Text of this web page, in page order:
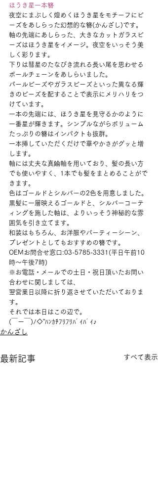
ほうき星一本簪
夜空にまぶしく煌めくほうき星をモチーフにビ
ーズをあしらった幻想的な簪(かんざし)です。
軸の先端にあしらった、大きなカットガラスビ
ーズはほうき星をイメージ。夜空をいっそう美
しく彩ります。
下りは彗星のたなびき流れる長い尾を思わせる
ボールチェーンをあしらいました。
パールビーズやガラスビーズといった異なる輝
きのビーズを配することで表示にメリハリをつ
けています。
一本の先端には、ほうき星を見守るかのように
一番星が輝きます。シンプルながらボリューム
たっぷりの簪はインパクトも抜群。
一本挿していただくだけで華やかさがグッと増
します。
軸には丈夫な真鍮軸を用いており、髪の長い方
でも使いやすく、1本でも髪をまとめることがで
きます。
色はゴールドとシルバーの2色を用意しました。
黒髪に一層映えるゴールドと、シルバーコーテ
ィングを施した軸は、よりいっそう神秘的な雰
囲気を引き立てます。
和装はもちろん、お洋服やパーティーシーン、
プレゼントとしてもおすすめの簪です。
OEMお問合せ窓口:03-5785-3331(平日午前10
時〜午後7時)
※お電話・メールでの土日・祝日頂いたお問い
合わせに関しましては、
翌営業日以降に折り返させていただいておりま
す。
それでは本日はこの辺で。
(￣ー￣)ﾉ◇”ﾊﾝｶﾁﾌﾘﾌﾘﾊﾞｲﾊﾞｲ♪
かんざし
最新記事 すべて表示